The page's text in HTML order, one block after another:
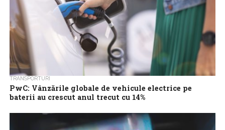
TRANSPORTURI
PwC: Vânzările globale de vehicule electrice pe
baterii au crescut anul trecut cu 14%
crescut anul trecut cu aproximativ 14%, la 10,4 milioane, potrivit